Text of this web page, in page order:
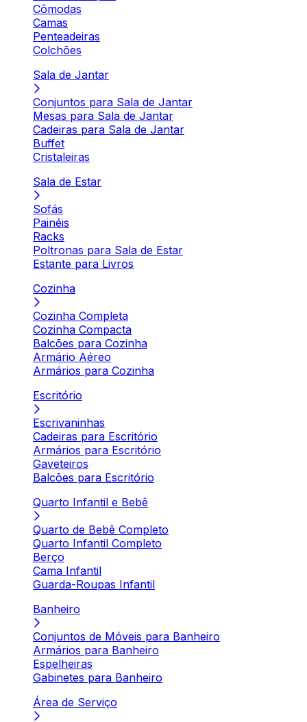
Cômodas
Camas
Penteadeiras
Colchões
Sala de Jantar
Conjuntos para Sala de Jantar
Mesas para Sala de Jantar
Cadeiras para Sala de Jantar
Buffet
Cristaleiras
Sala de Estar
Sofás
Painéis
Racks
Poltronas para Sala de Estar
Estante para Livros
Cozinha
Cozinha Completa
Cozinha Compacta
Balcões para Cozinha
Armário Aéreo
Armários para Cozinha
Escritório
Escrivaninhas
Cadeiras para Escritório
Armários para Escritório
Gaveteiros
Balcões para Escritório
Quarto Infantil e Bebê
Quarto de Bebê Completo
Quarto Infantil Completo
Berço
Cama Infantil
Guarda-Roupas Infantil
Banheiro
Conjuntos de Móveis para Banheiro
Armários para Banheiro
Espelheiras
Gabinetes para Banheiro
Área de Serviço